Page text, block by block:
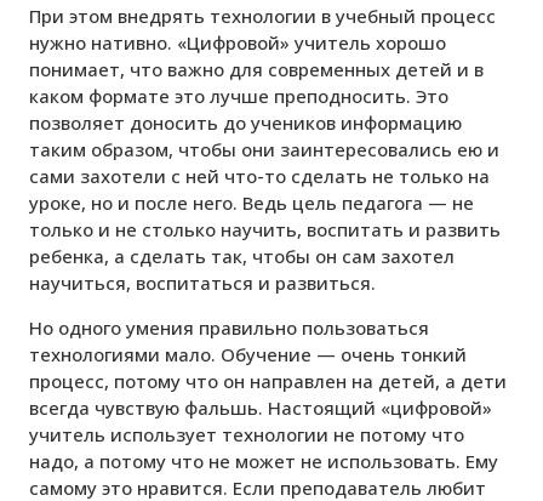
При этом внедрять технологии в учебный процесс
нужно нативно. «Цифровой» учитель хорошо
понимает, что важно для современных детей и в
каком формате это лучше преподносить. Это
позволяет доносить до учеников информацию
таким образом, чтобы они заинтересовались ею и
сами захотели с ней что-то сделать не только на
уроке, но и после него. Ведь цель педагога — не
только и не столько научить, воспитать и развить
ребенка, а сделать так, чтобы он сам захотел
научиться, воспитаться и развиться.
Но одного умения правильно пользоваться
технологиями мало. Обучение — очень тонкий
процесс, потому что он направлен на детей, а дети
всегда чувствую фальшь. Настоящий «цифровой»
учитель использует технологии не потому что
надо, а потому что не может не использовать. Ему
самому это нравится. Если преподаватель любит